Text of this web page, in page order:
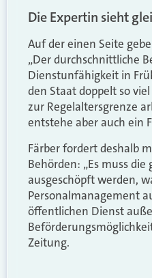
Die Expertin sieht
Auf der einen Seite
„Der durchschnittliche
Dienstunfähigkeit in
den Staat doppelt so
zur Regelaltersgrenze
entstehe aber auch ein
Färber fordert deshalb
Behörden: „Es muss die
ausgeschöpft werden,
Personalmanagement
öffentlichen Dienst
Zeitung.